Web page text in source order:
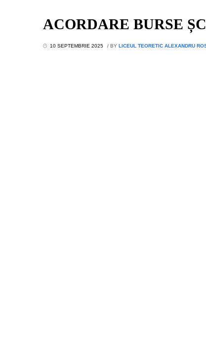
ACORDARE BURSE
10 SEPTEMBRIE 2025 / BY LICEUL TEORETIC ALEXANDRU